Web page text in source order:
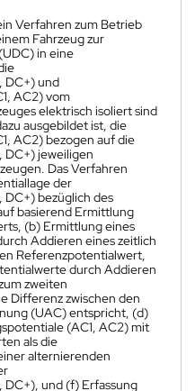
Verfahren zum Betrieb
Fahrzeug zur
in eine
DC+) und
AC2) vom
elektrisch isoliert sind
ausgebildet ist, die
AC2) bezogen auf die
jeweiligen
Das Verfahren
der
bezüglich des
basierend Ermittlung
(b) Ermittlung eines
Addieren eines zeitlich
Referenzpotentialwert,
durch Addieren
zweiten
Differenz zwischen den
(UAC) entspricht, (d)
(AC1, AC2) mit
als die
alternierenden
und (f) Erfassung